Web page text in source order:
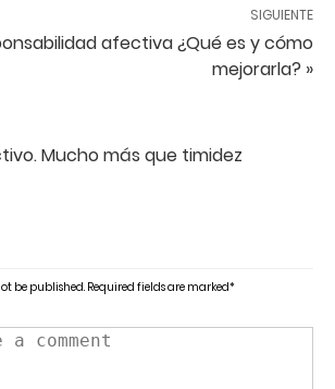
SIGUIENTE
afectiva ¿Qué es y cómo
mejorarla? »
Mucho más que timidez
be published. Required fields are marked*